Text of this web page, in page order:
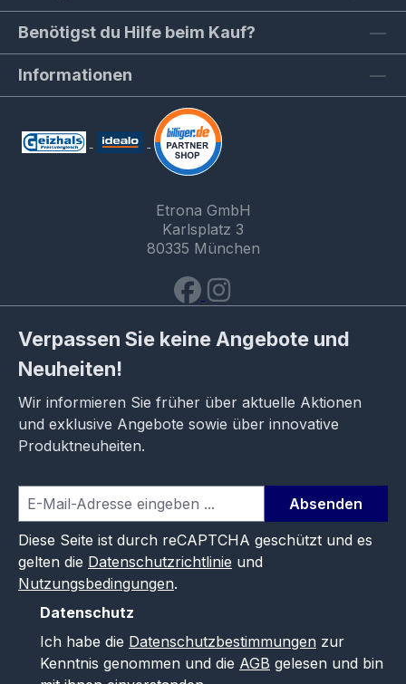
Benötigst du Hilfe beim Kauf?
Informationen
Etrona GmbH
Karlsplatz 3
80335 München
Verpassen Sie keine Angebote und
Neuheiten!
Wir informieren Sie früher über aktuelle Aktionen
und exklusive Angebote sowie über innovative
Produktneuheiten.
Absenden
Diese Seite ist durch reCAPTCHA geschützt und es
gelten die Datenschutzrichtlinie und
Nutzungsbedingungen.
Datenschutz
Ich habe die Datenschutzbestimmungen zur
Kenntnis genommen und die AGB gelesen und bin